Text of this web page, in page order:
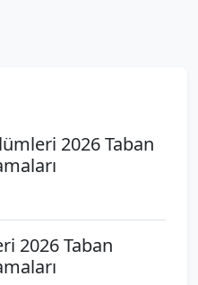
2026 Taban
2026 Taban